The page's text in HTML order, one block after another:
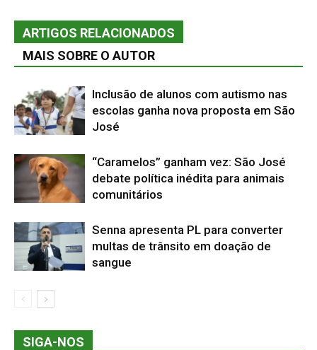
ARTIGOS RELACIONADOS
MAIS SOBRE O AUTOR
Inclusão de alunos com autismo nas
escolas ganha nova proposta em São
José
“Caramelos” ganham vez: São José
debate política inédita para animais
comunitários
Senna apresenta PL para converter
multas de trânsito em doação de
sangue
SIGA-NOS